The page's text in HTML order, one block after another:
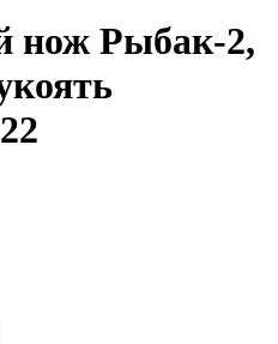
нож Рыбак-2,